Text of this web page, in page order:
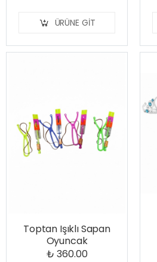
ÜRÜNE GIT
Toptan Işıklı Sapan
Oyuncak
₺ 360.00